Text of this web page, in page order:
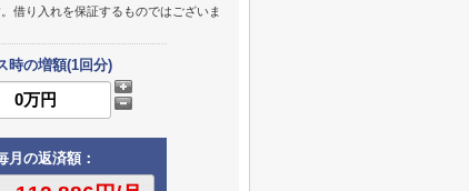
借り入れを保証するものではございま
時の増額(1回分)
月の返済額：